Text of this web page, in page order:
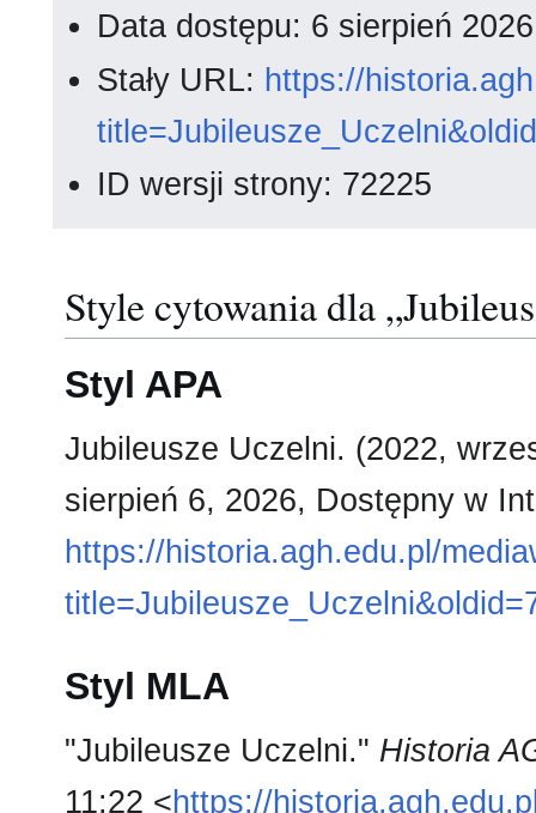
Data dostępu: 6 sierpień
Stały URL: https://
ID wersji strony: 72225
Style cytowania dla
Styl APA
Jubileusze Uczelni. (2022,
sierpień 6, 2026, Dostępny w
https://historia.agh.edu.pl/
Styl MLA
"Jubileusze Uczelni." Historia
11:22 <https://